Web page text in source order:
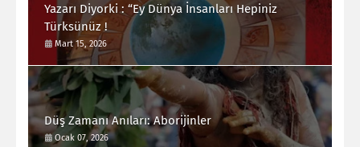
Yazarı Diyorki : “Ey Dünya İnsanları Hepiniz
Türksünüz !
Mart 15, 2026
Düş Zamanı Anıları: Aborijinler
Ocak 07, 2026